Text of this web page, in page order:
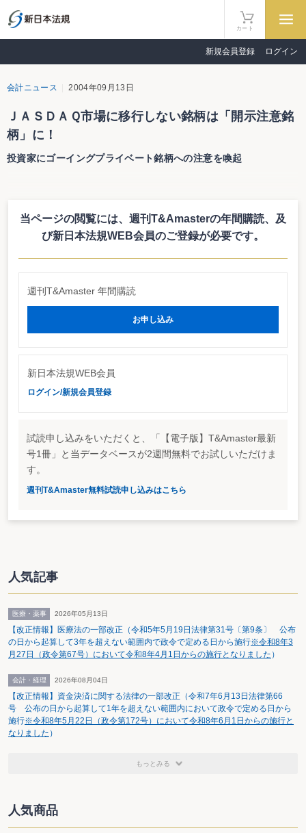
カート
新規会員登録 ログイン
会計ニュース 2004年09月13日
ＪＡＳＤＡＱ市場に移行しない銘柄は「開示注意銘
柄」に！
投資家にゴーイングプライベート銘柄への注意を喚起
る。㈱ジャスダック証券取引所の創設（12月初旬を予定）に伴い、同協会に登
録されているすべての店頭売買有価証券は、いったん登録取消を申請し、㈱ジ
ャスダック証券取引所への上場申請等を経て、㈱ジャスダック証券取引所に移
場そのものが閉鎖される予定である。そこで、発行会社によっては、㈱ジャス
資家に注意を呼びかけることとしている。
http://www.jsda.or.jp/html/oshirase/public/bosyu.html
当ページの閲覧には、週刊T&Amasterの年間購読、 及
び新日本法規WEB会員のご登録が必要です。
週刊T&Amaster 年間購読
お申し込み
新日本法規WEB会員
ログイン/新規会員登録
試読申し込みをいただくと、「【電子版】T&Amaster最新
号1冊」と当データベースが2週間無料でお試しいただけま
す。
週刊T&Amaster無料試読申し込みはこちら
人気記事
医療・薬事 2026年05月13日
【改正情報】医療法の一部改正（令和5年5月19日法律第31号〔第9条〕 公布
の日から起算して3年を超えない範囲内で政令で定める日から施行※令和8年3
月27日（政令第67号）において令和8年4月1日からの施行となりました ）
会計・経理 2026年08月04日
【改正情報】資金決済に関する法律の一部改正（令和7年6月13日法律第66
号 公布の日から起算して1年を超えない範囲内において政令で定める日から
施行※令和8年5月22日（政令第172号）において令和8年6月1日からの施行と
なりました ）
もっとみる
人気商品